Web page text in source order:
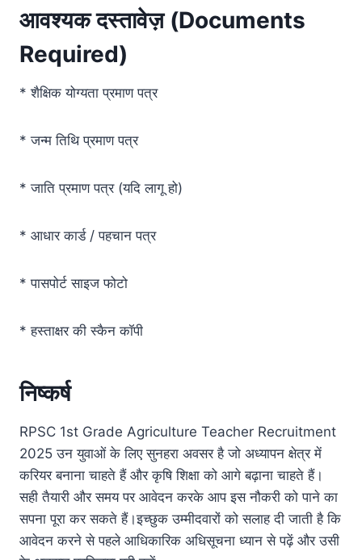
आवश्यक दस्तावेज़ (Documents
Required)
* शैक्षिक योग्यता प्रमाण पत्र
* जन्म तिथि प्रमाण पत्र
* जाति प्रमाण पत्र (यदि लागू हो)
* आधार कार्ड / पहचान पत्र
* पासपोर्ट साइज फोटो
* हस्ताक्षर की स्कैन कॉपी
निष्कर्ष
RPSC 1st Grade Agriculture Teacher Recruitment
2025 उन युवाओं के लिए सुनहरा अवसर है जो अध्यापन क्षेत्र में
करियर बनाना चाहते हैं और कृषि शिक्षा को आगे बढ़ाना चाहते हैं।
सही तैयारी और समय पर आवेदन करके आप इस नौकरी को पाने का
सपना पूरा कर सकते हैं।इच्छुक उम्मीदवारों को सलाह दी जाती है कि
आवेदन करने से पहले आधिकारिक अधिसूचना ध्यान से पढ़ें और उसी